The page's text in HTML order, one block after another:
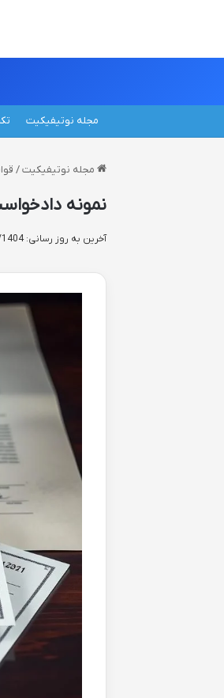
مجله نوتیفیکیت
مجله نوتیفیکیت /
نمونه
آخرین به روز رسانی: 26/08/1404